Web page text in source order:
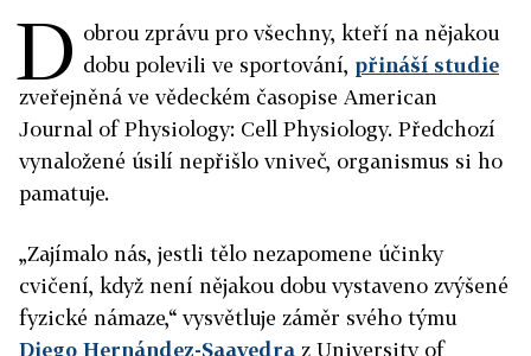
D obrou zprávu pro všechny, kteří na nějakou
dobu polevili ve sportování, přináší studie
zveřejněná ve vědeckém časopise American
Journal of Physiology: Cell Physiology. Předchozí
vynaložené úsilí nepřišlo vniveč, organismus si ho
pamatuje.
„Zajímalo nás, jestli tělo nezapomene účinky
cvičení, když není nějakou dobu vystaveno zvýšené
fyzické námaze,“ vysvětluje záměr svého týmu
Diego Hernández-Saavedra z University of